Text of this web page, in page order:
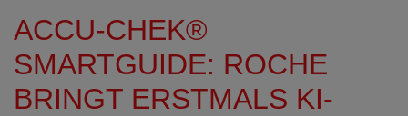
ACCU-CHEK®
SMARTGUIDE: ROCHE
BRINGT ERSTMALS KI-